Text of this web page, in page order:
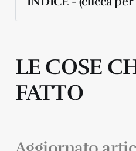
racconto
Nuovo video per
Nuovo video
LE COSE
FATTO